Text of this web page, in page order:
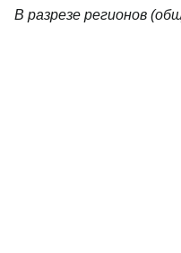
В разрезе регионов